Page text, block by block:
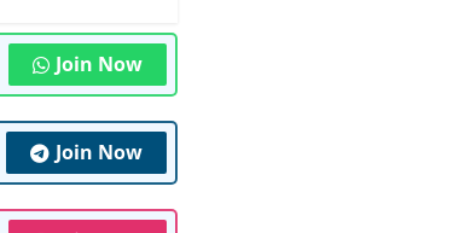
Join Now
Join Now